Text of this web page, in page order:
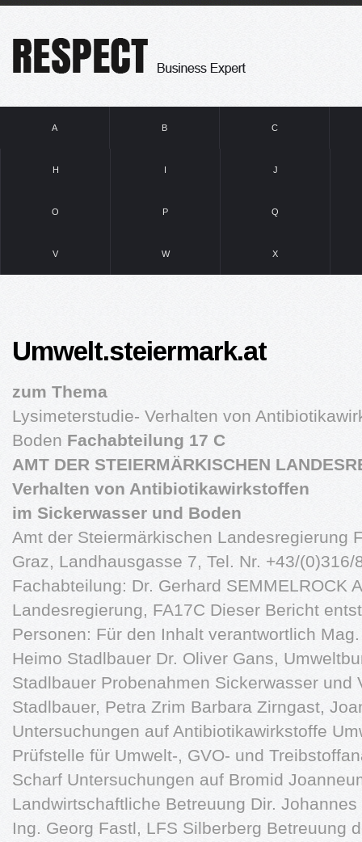
A B C
H I J
O P Q
V W X
Umwelt.steiermark.at
zum Thema
Lysimeterstudie- Verhalten von
Boden Fachabteilung 17 C
AMT DER STEIERMÄRKISCHEN
Verhalten von Antibiotikawirkstoffen
im Sickerwasser und Boden
Amt der Steiermärkischen Landesregierung
Graz, Landhausgasse 7, Tel. Nr. +43/
Fachabteilung: Dr. Gerhard SEMMELROCK
Landesregierung, FA17C Dieser Bericht
Personen: Für den Inhalt verantwortlich
Heimo Stadlbauer Dr. Oliver Gans,
Stadlbauer Probenahmen Sickerwasser und
Stadlbauer, Petra Zrim Barbara Zirngast,
Untersuchungen auf Antibiotikawirkstoffe
Prüfstelle für Umwelt-, GVO- und
Scharf Untersuchungen auf Bromid
Landwirtschaftliche Betreuung Dir.
Ing. Georg Fastl, LFS Silberberg Betreuung